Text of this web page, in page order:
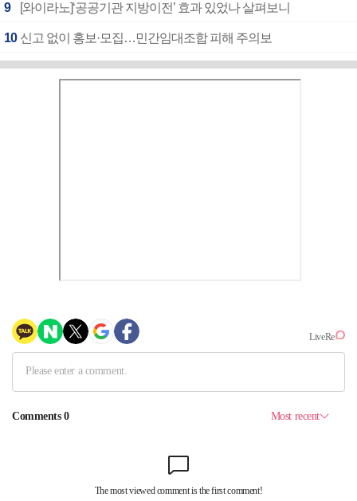
9 [와이라노]‘공공기관 지방이전’ 효과 있었나 살펴보니
10 신고 없이 홍보·모집…민간임대조합 피해 주의보